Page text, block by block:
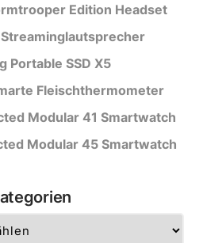
Edition Headset
Portable SSD X5
Fleischthermometer
Modular 41 Smartwatch
Modular 45 Smartwatch